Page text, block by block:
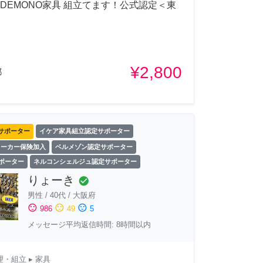
家具 組立てます！公式認定＜東
¥2,800
ポーター イケア家具組立認定サポーター
カー保険加入 ベルメゾン認定サポーター
ーター ネルコンシェルジュ認定サポーター
りょーき check_circle
男性 / 40代/ 大阪府
sentiment_satisfied 986 sentiment_neutral 49 sentiment_dissatisfied 5
メッセージ平均返信時間: 8時間以内
・組立 ▸ 家具